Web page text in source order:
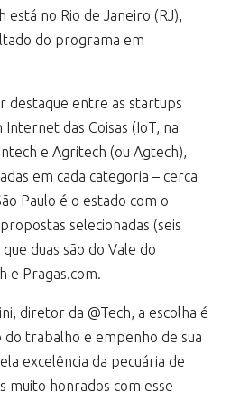
está no Rio de Janeiro (RJ),
do programa em
destaque entre as startups
das Coisas (IoT, na
e Agritech (ou Agtech),
em cada categoria – cerca
Paulo é o estado com o
selecionadas (seis
duas são do Vale do
e Pragas.com.
diretor da @Tech, a escolha é
trabalho e empenho de sua
excelência da pecuária de
muito honrados com esse